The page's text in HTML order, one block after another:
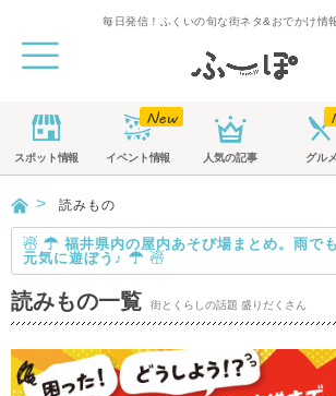
毎日発信！ふくいの旬な街ネタ&おでかけ情
スポット情報 イベント情報 人気の記事 グルメ
読みもの
☃ ☂ 福井県内の屋内あそび場まとめ。雨でも
元気に遊ぼう♪ ☂ ☃
読みもの一覧 街とくらしの話題 盛りだくさん